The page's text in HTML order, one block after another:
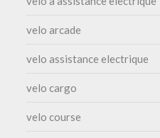
velo arcade
velo assistance electrique
velo cargo
velo course